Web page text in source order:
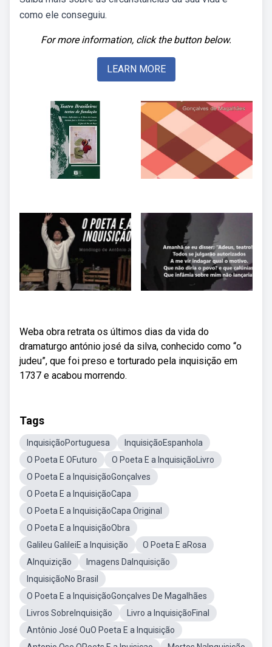
como ele conseguiu.
For more information, click the button below.
LEARN MORE
Weba obra retrata os últimos dias da vida do
dramaturgo antónio josé da silva, conhecido como “o
judeu”, que foi preso e torturado pela inquisição em
1737 e acabou morrendo.
Tags
InquisiçãoPortuguesa
InquisiçãoEspanhola
O Poeta E OFuturo
O Poeta E a InquisiçãoLivro
O Poeta E a InquisiçãoGonçalves
O Poeta E a InquisiçãoCapa
O Poeta E a InquisiçãoCapa Original
O Poeta E a InquisiçãoObra
Galileu GalileiE a Inquisição
O Poeta E aRosa
AInquizição
Imagens DaInquisição
InquisiçãoNo Brasil
O Poeta E a InquisiçãoGonçalves De Magalhães
Livros SobreInquisição
Livro a InquisiçãoFinal
Antônio José OuO Poeta E a Inquisição